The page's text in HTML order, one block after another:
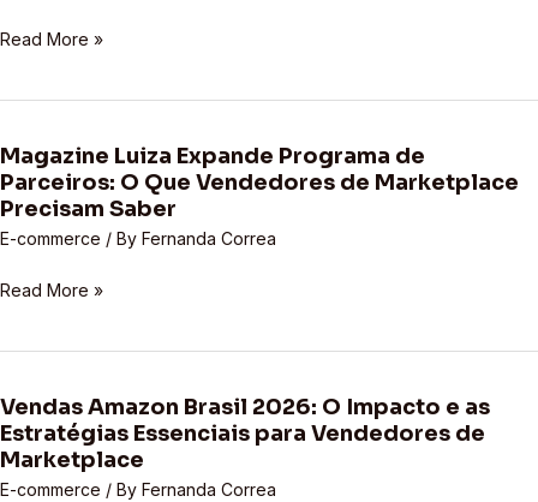
Para
Negócio?
Vendedores
Marketplace
Reagir
às
Turbulências
Read More »
Magazine Luiza Expande Programa de
Parceiros: O Que Vendedores de Marketplace
Precisam Saber
E-commerce / By Fernanda Correa
Magazine
Luiza
Expande
Programa
Parceiros:
Que
de
Marketplace
Precisam
Saber
Read More »
Vendas Amazon Brasil 2026: O Impacto e as
Estratégias Essenciais para Vendedores de
Marketplace
E-commerce / By Fernanda Correa
Vendas
Amazon
Brasil
2026: